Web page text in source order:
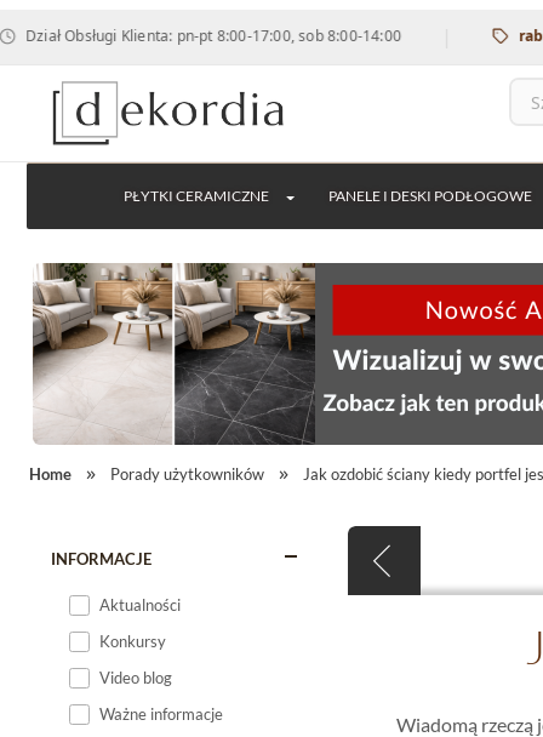
Obsługi Klienta: pn-pt 8:00-17:00, sob 8:00-14:00 | rabat
PŁYTKI CERAMICZNE PANELE I DESKI PODŁOGOWE
Home Porady użytkowników Jak ozdobić ściany kiedy portfel
INFORMACJE
Aktualności
Konkursy
Video blog
Ważne informacje
Wiadomą rzeczą